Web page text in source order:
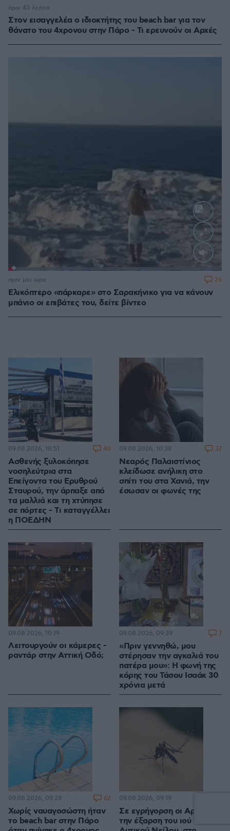
Στον εισαγγελέα ο ιδιοκτήτης του beach bar για τον
θάνατο του 4χρονου στην Πάρο - Τι ερευνούν οι Αρχές
πριν 43 λεπτά
Ελικόπτερο «πάρκαρε» στο Σαρακήνικο για να κάνουν
μπάνιο οι επιβάτες του, δείτε βίντεο
πριν μία ώρα 26
Ασθενής ξυλοκόπησε
νοσηλεύτρια στα
Επείγοντα του Ερυθρού
Σταυρού, την άρπαξε από
τα μαλλιά και τη χτύπησε
σε πόρτες - Τι καταγγέλλει
η ΠΟΕΔΗΝ
09.08.2026, 10:51 40
Νεαρός Παλαιστίνιος
κλείδωσε ανήλικη στο
σπίτι του στα Χανιά, την
έσωσαν οι φωνές της
09.08.2026, 10:38 37
Λειτουργούν οι κάμερες -
ραντάρ στην Αττική Οδό;
09.08.2026, 10:19
«Πριν γεννηθώ, μου
στέρησαν την αγκαλιά του
πατέρα μου»: Η φωνή της
κόρης του Τάσου Ισαάκ 30
χρόνια μετά
09.08.2026, 09:39 7
Χωρίς ναυαγοσώστη ήταν
το beach bar στην Πάρο
09.08.2026, 09:28 62
Σε εγρήγορση οι Αρχές για
την έξαρση του ιού του
09.08.2026, 09:19